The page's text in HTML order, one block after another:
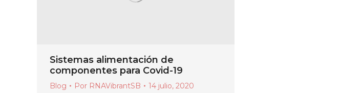
Sistemas alimentación de
componentes para Covid-19
Blog Por RNAVibrantSB 14 julio, 2020